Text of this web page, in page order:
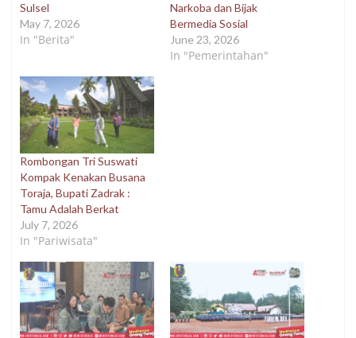
Sulsel
May 7, 2026
In "Berita"
Narkoba dan Bijak
Bermedia Sosial
June 23, 2026
In "Pemerintahan"
Rombongan Tri Suswati
Kompak Kenakan Busana
Toraja, Bupati Zadrak :
Tamu Adalah Berkat
July 7, 2026
In "Pariwisata"